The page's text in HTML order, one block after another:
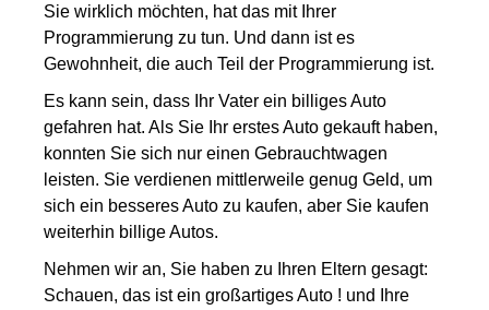
Sie wirklich möchten, hat das mit Ihrer
Programmierung zu tun. Und dann ist es
Gewohnheit, die auch Teil der Programmierung ist.
Es kann sein, dass Ihr Vater ein billiges Auto
gefahren hat. Als Sie Ihr erstes Auto gekauft haben,
konnten Sie sich nur einen Gebrauchtwagen
leisten. Sie verdienen mittlerweile genug Geld, um
sich ein besseres Auto zu kaufen, aber Sie kaufen
weiterhin billige Autos.
Nehmen wir an, Sie haben zu Ihren Eltern gesagt:
Schauen, das ist ein großartiges Auto ! und Ihre